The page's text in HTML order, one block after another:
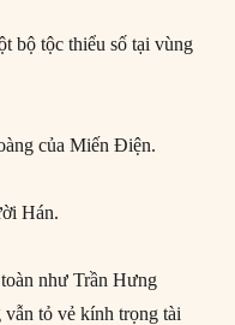
bộ tộc thiểu số tại vùng
của Miến Điện.
Hán.
như Trần Hưng
tỏ vẻ kính trọng tài